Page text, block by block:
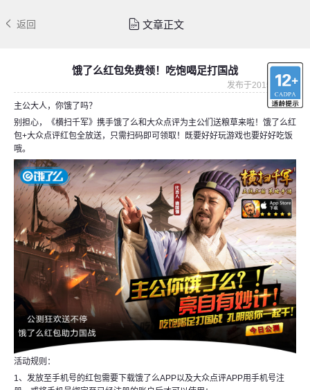
返回 文章正文
饿了么红包免费领！吃饱喝足打国战
发布于2015-12-04
主公大人，你饿了吗？
别担心，《横扫千军》携手饿了么和大众点评为主公们送粮草来啦！饿了么红
包+大众点评红包全放送，只需扫码即可领取！既要好好玩游戏也要好好吃饭
哦。
活动规则：
1、发放至手机号的红包需要下载饿了么APP以及大众点评APP用手机号注